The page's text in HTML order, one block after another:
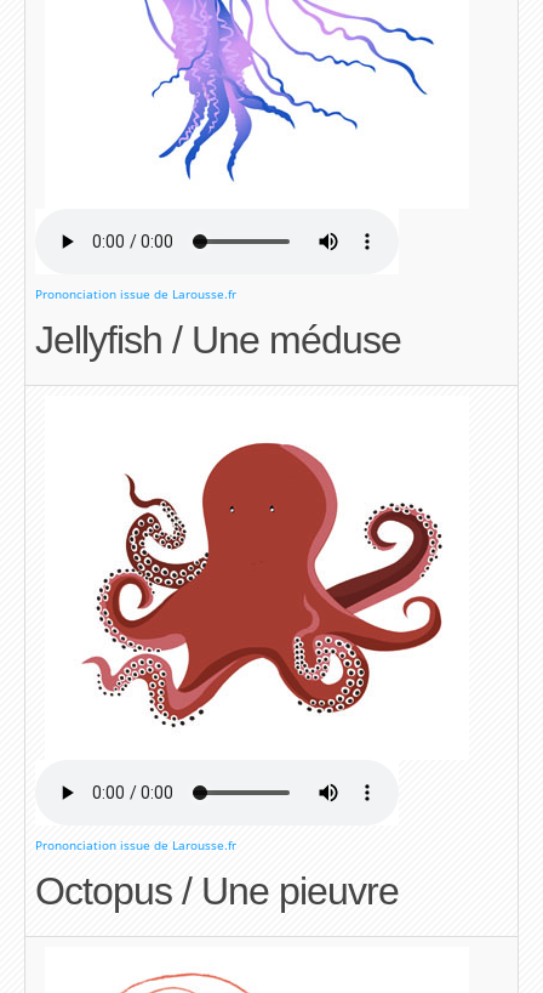
Prononciation issue de Larousse.fr
Jellyfish / Une méduse
Prononciation issue de Larousse.fr
Octopus / Une pieuvre